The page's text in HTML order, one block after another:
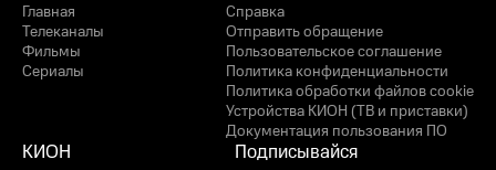
Главная
Телеканалы
Фильмы
Сериалы
Справка
Отправить обращение
Пользовательское соглашение
Политика конфиденциальности
Политика обработки файлов cookie
Устройства КИОН (ТВ и приставки)
Документация пользования ПО
КИОН Подписывайся